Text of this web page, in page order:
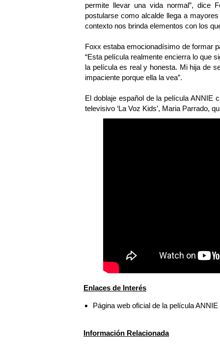
permite llevar una vida normal”, dice
postularse como alcalde llega a
contexto nos brinda elementos con los
Foxx estaba emocionadísimo de formar
“Esta película realmente encierra lo que
la película es real y honesta. Mi hija de
impaciente porque ella la vea”.
El doblaje español de la película ANNIE
televisivo ‘La Voz Kids’, Maria Parrado,
Enlaces de Interés
Página web oficial de la película ANNIE
Información Relacionada